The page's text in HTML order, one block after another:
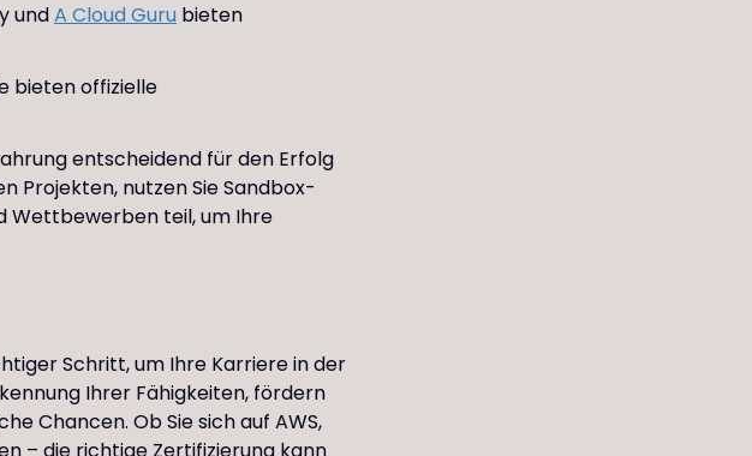
undA Cloud Guru bieten
bieten offizielle
entscheidend für den Erfolg
Projekten, nutzen Sie Sandbox-
Wettbewerben teil, um Ihre
Schritt, um Ihre Karriere in der
Ihrer Fähigkeiten, fördern
Chancen. Ob Sie sich auf AWS,